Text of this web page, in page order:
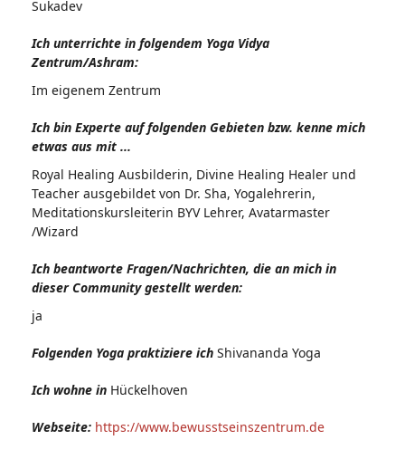
Sukadev
Ich unterrichte in folgendem Yoga Vidya
Zentrum/Ashram:
Im eigenem Zentrum
Ich bin Experte auf folgenden Gebieten bzw. kenne mich
etwas aus mit ...
Royal Healing Ausbilderin, Divine Healing Healer und
Teacher ausgebildet von Dr. Sha, Yogalehrerin,
Meditationskursleiterin BYV Lehrer, Avatarmaster
/Wizard
Ich beantworte Fragen/Nachrichten, die an mich in
dieser Community gestellt werden:
ja
Folgenden Yoga praktiziere ich Shivananda Yoga
Ich wohne in Hückelhoven
Webseite: https://www.bewusstseinszentrum.de